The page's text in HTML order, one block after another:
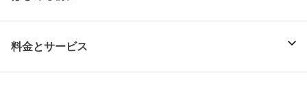
料金とサービス